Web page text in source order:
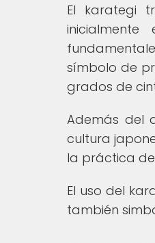
El karategi
símbolo de
grados de
Además del
cultura
la práctica
El uso del
también